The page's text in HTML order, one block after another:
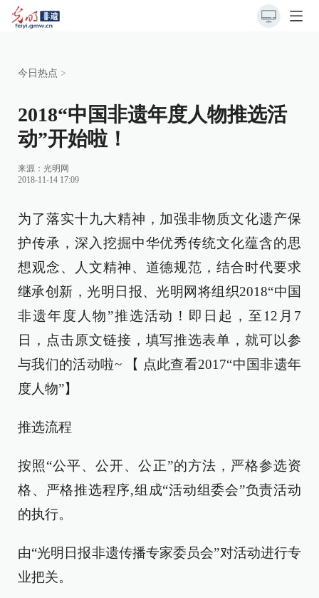
今日热点 >
2018“中国非遗年度人物推选活
动”开始啦！
来源： 光明网
2018-11-14 17:09
为了落实十九大精神，加强非物质文化遗产保
护传承，深入挖掘中华优秀传统文化蕴含的思
想观念、人文精神、道德规范，结合时代要求
继承创新，光明日报、光明网将组织2018“中国
非遗年度人物”推选活动！即日起，至12月7
日，点击原文链接，填写推选表单，就可以参
与我们的活动啦~ 【 点此查看2017“中国非遗年
度人物”】
推选流程
按照“公平、公开、公正”的方法，严格参选资
格、严格推选程序,组成“活动组委会”负责活动
的执行。
由“光明日报非遗传播专家委员会”对活动进行专
业把关。